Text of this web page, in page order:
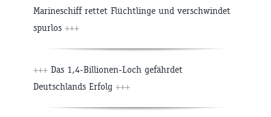
Marineschiff rettet Flüchtlinge und verschwindet
spurlos +++
+++ Das 1,4-Billionen-Loch gefährdet
Deutschlands Erfolg +++